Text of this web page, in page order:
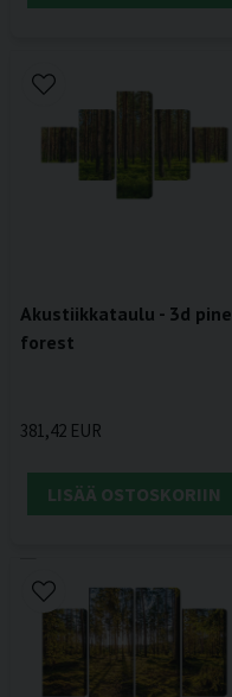
Akustiikkataulu - 3d pine
forest
381,42 EUR
LISÄÄ OSTOSKORIIN